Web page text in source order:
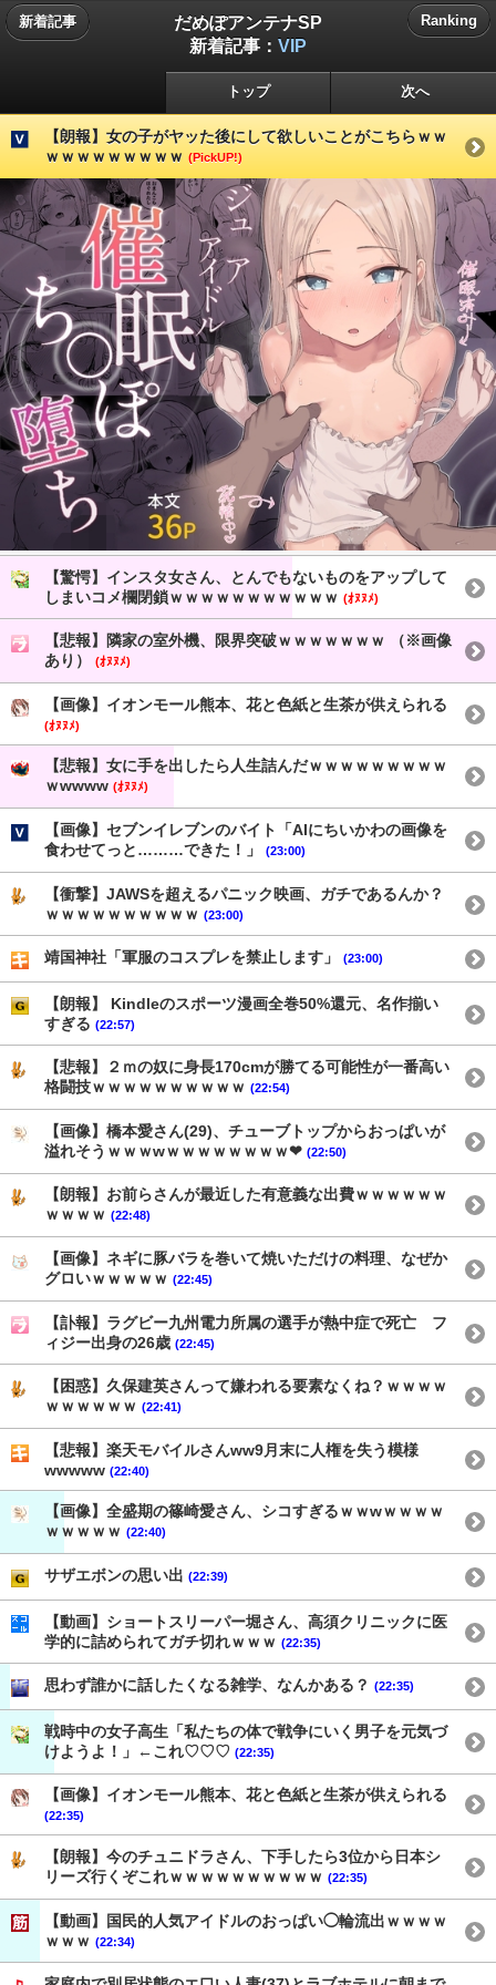
新着記事
だめぽアンテナSP
新着記事： VIP
Ranking
トップ 次へ
【朗報】女の子がヤッた後にして欲しいことがこちらｗｗ
ｗｗｗｗｗｗｗｗｗ (PickUP!)
【驚愕】インスタ女さん、とんでもないものをアップして
しまいコメ欄閉鎖ｗｗｗｗｗｗｗｗｗｗｗ (ｵﾇﾇﾒ)
【悲報】隣家の室外機、限界突破ｗｗｗｗｗｗｗ （※画像
あり）
(ｵﾇﾇﾒ)
【画像】イオンモール熊本、花と色紙と生茶が供えられる
(ｵﾇﾇﾒ)
【悲報】女に手を出したら人生詰んだｗｗｗｗｗｗｗｗｗ
ｗwwww (ｵﾇﾇﾒ)
【画像】セブンイレブンのバイト「AIにちいかわの画像を
食わせてっと………できた！」
(23:00)
【衝撃】JAWSを超えるパニック映画、ガチであるんか？
ｗｗｗｗｗｗｗｗｗｗ (23:00)
靖国神社「軍服のコスプレを禁止します」 (23:00)
【朗報】 Kindleのスポーツ漫画全巻50%還元、名作揃い
すぎる (22:57)
【悲報】２ｍの奴に身長170cmが勝てる可能性が一番高い
格闘技ｗｗｗｗｗｗｗｗｗｗ (22:54)
【画像】橋本愛さん(29)、チューブトップからおっぱいが
溢れそうｗｗｗwｗｗｗｗｗｗｗｗ❤ (22:50)
【朗報】お前らさんが最近した有意義な出費ｗｗｗｗｗｗ
ｗｗｗｗ (22:48)
【画像】ネギに豚バラを巻いて焼いただけの料理、なぜか
グロいｗｗｗｗｗ (22:45)
【訃報】ラグビー九州電力所属の選手が熱中症で死亡 フ
ィジー出身の26歳 (22:45)
【困惑】久保建英さんって嫌われる要素なくね？ｗｗｗｗ
ｗｗｗｗｗｗ (22:41)
【悲報】楽天モバイルさんww9月末に人権を失う模様
wwwww (22:40)
【画像】全盛期の篠崎愛さん、シコすぎるｗｗwｗｗｗｗ
ｗｗｗｗｗ (22:40)
サザエボンの思い出 (22:39)
【動画】ショートスリーパー堀さん、高須クリニックに医
学的に詰められてガチ切れｗｗｗ (22:35)
思わず誰かに話したくなる雑学、なんかある？ (22:35)
戦時中の女子高生「私たちの体で戦争にいく男子を元気づ
けようよ！」←これ♡♡♡ (22:35)
【画像】イオンモール熊本、花と色紙と生茶が供えられる
(22:35)
【朗報】今のチュニドラさん、下手したら3位から日本シ
リーズ行くぞこれｗｗｗｗｗｗｗｗｗｗ (22:35)
【動画】国民的人気アイドルのおっぱい◯輪流出ｗｗｗｗ
ｗｗｗ (22:34)